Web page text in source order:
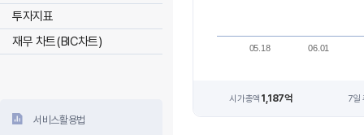
투자지표
재무 차트(BIC차트)
서비스활용법
05.18 06.01
시가총액 1,187억 7일